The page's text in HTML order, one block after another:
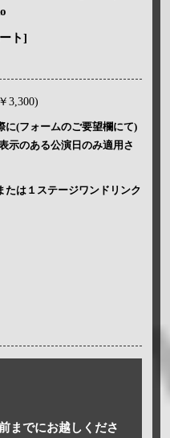
ト]
3,300)
(フォームのご要望欄にて)
示のある公演日のみ適用さ
は１ステージワンドリンク
までにお越しくださ